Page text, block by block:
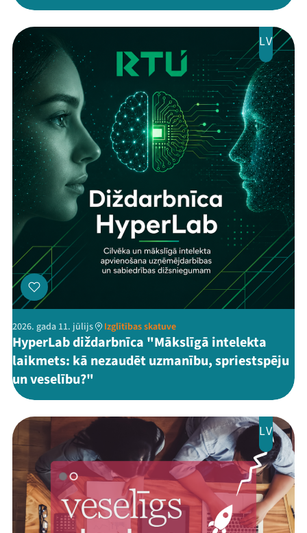
LV
2026. gada 11. jūlijs Izglītības skatuve
HyperLab diždarbnīca "Mākslīgā intelekta
laikmets: kā nezaudēt uzmanību, spriestspēju
un veselību?"
LV